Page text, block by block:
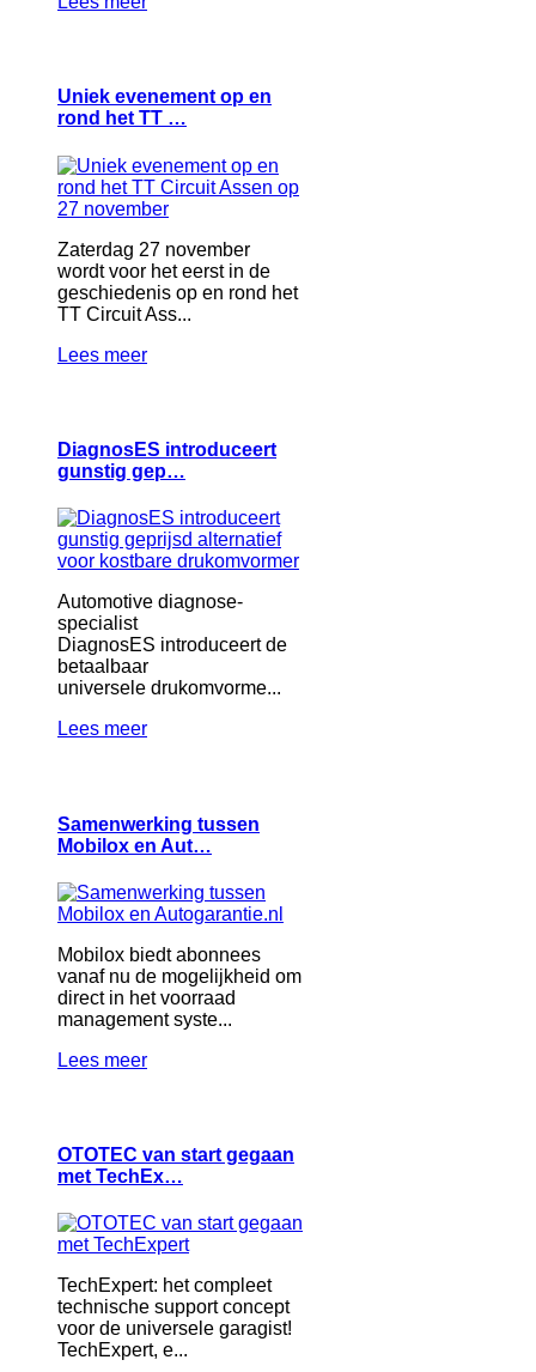
Uniek evenement op en
rond het TT …
Zaterdag 27 november
wordt voor het eerst in de
geschiedenis op en rond het
TT Circuit Ass...
Lees meer
DiagnosES introduceert
gunstig gep…
Automotive diagnose-
specialist
DiagnosES introduceert de
betaalbaar
universele drukomvorme...
Lees meer
Samenwerking tussen
Mobilox en Aut…
Mobilox biedt abonnees
vanaf nu de mogelijkheid om
direct in het voorraad
management syste...
Lees meer
OTOTEC van start gegaan
met TechEx…
TechExpert: het compleet
technische support concept
voor de universele garagist!
TechExpert, e...